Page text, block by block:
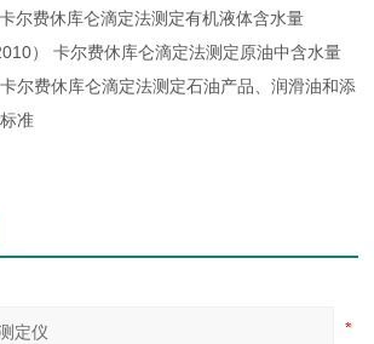
尔费休库仑滴定法测定有机液体含水量
） 卡尔费休库仑滴定法测定原油中含水量
尔费休库仑滴定法测定石油产品、润滑油和添
准